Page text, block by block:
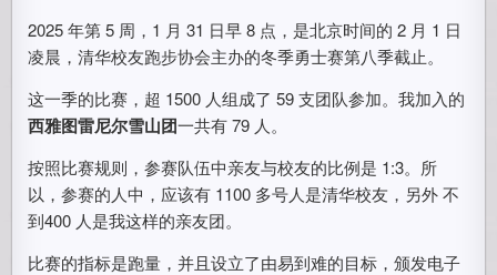
2025 年第 5 周，1 月 31 日早 8 点，是北京时间的 2 月 1 日
凌晨，清华校友跑步协会主办的冬季勇士赛第八季截止。
这一季的比赛，超 1500 人组成了 59 支团队参加。我加入的
西雅图雷尼尔雪山团一共有 79 人。
按照比赛规则，参赛队伍中亲友与校友的比例是 1:3。所
以，参赛的人中，应该有 1100 多号人是清华校友，另外 不
到400 人是我这样的亲友团。
比赛的指标是跑量，并且设立了由易到难的目标，颁发电子